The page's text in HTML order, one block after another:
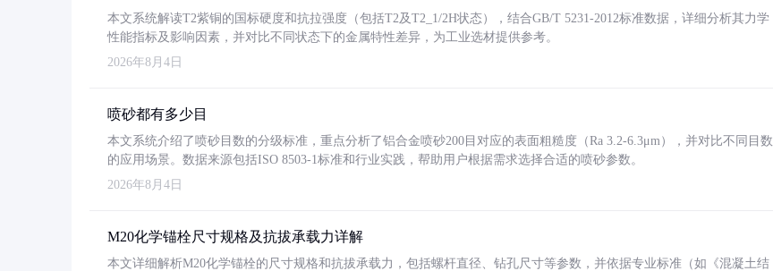
本文系统解读T2紫铜的国标硬度和抗拉强度（包括T2及T2_1/2H状态），结合GB/T 5231-2012标准数据，详细分析其力学
性能指标及影响因素，并对比不同状态下的金属特性差异，为工业选材提供参考。
2026年8月4日
喷砂都有多少目
本文系统介绍了喷砂目数的分级标准，重点分析了铝合金喷砂200目对应的表面粗糙度（Ra 3.2-6.3μm），并对比不同目数
的应用场景。数据来源包括ISO 8503-1标准和行业实践，帮助用户根据需求选择合适的喷砂参数。
2026年8月4日
M20化学锚栓尺寸规格及抗拔承载力详解
本文详细解析M20化学锚栓的尺寸规格和抗拔承载力，包括螺杆直径、钻孔尺寸等参数，并依据专业标准（如《混凝土结